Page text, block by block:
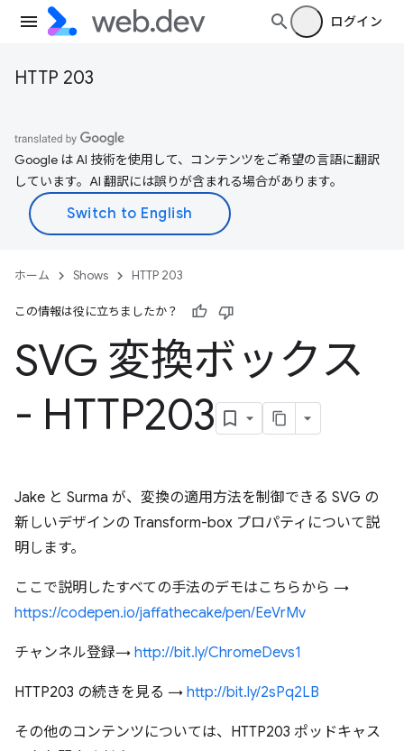
ログイン
HTTP 203
Google は AI 技術を使用して、コンテンツをご希望の言語に翻訳
しています。AI 翻訳には誤りが含まれる場合があります。
ホーム Shows HTTP 203
この情報は役に立ちましたか？
SVG 変換ボックス
- HTTP203
Jake と Surma が、変換の適用方法を制御できる SVG の
新しいデザインの Transform-box プロパティについて説
明します。
ここで説明したすべての手法のデモはこちらから →
https://codepen.io/jaffathecake/pen/EeVrMv
チャンネル登録→ http://bit.ly/ChromeDevs1
HTTP203 の続きを見る → http://bit.ly/2sPq2LB
その他のコンテンツについては、HTTP203 ポッドキャス